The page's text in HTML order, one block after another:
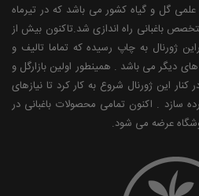
گل و گیاه کشور می باشد که در تیرماه
باغبانی راه اندازی شد.تاکنون بیش از
ژورنال به چاپ رسیده که تماما تالیف و
دیگر می باشد . همینطور اولین بازارگل و
مجازی ایران نیز در سال 93 در کنار این ژورنال شروع به کار کرد تا نیازهای
سازد . اکنون تمامی محصولات باغبانی در
عرضه می شود.